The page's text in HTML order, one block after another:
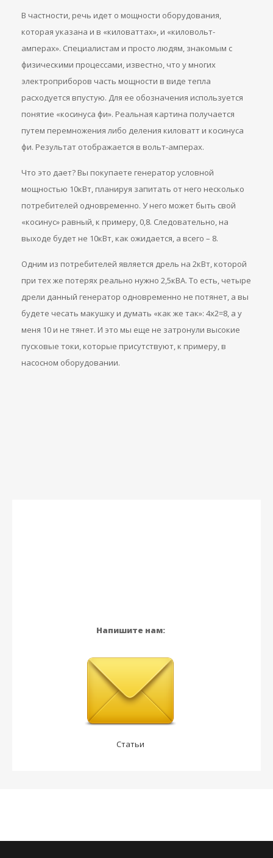
В частности, речь идет о мощности оборудования,
которая указана и в «киловаттах», и «киловольт-
амперах». Специалистам и просто людям, знакомым с
физическими процессами, известно, что у многих
электроприборов часть мощности в виде тепла
расходуется впустую. Для ее обозначения используется
понятие «косинуса фи». Реальная картина получается
путем перемножения либо деления киловатт и косинуса
фи. Результат отображается в вольт-амперах.
Что это дает? Вы покупаете генератор условной
мощностью 10кВт, планируя запитать от него несколько
потребителей одновременно. У него может быть свой
«косинус» равный, к примеру, 0,8. Следовательно, на
выходе будет не 10кВт, как ожидается, а всего – 8.
Одним из потребителей является дрель на 2кВт, которой
при тех же потерях реально нужно 2,5кВА. То есть, четыре
дрели данный генератор одновременно не потянет, а вы
будете чесать макушку и думать «как же так»: 4х2=8, а у
меня 10 и не тянет. И это мы еще не затронули высокие
пусковые токи, которые присутствуют, к примеру, в
насосном оборудовании.
Напишите нам:
Статьи